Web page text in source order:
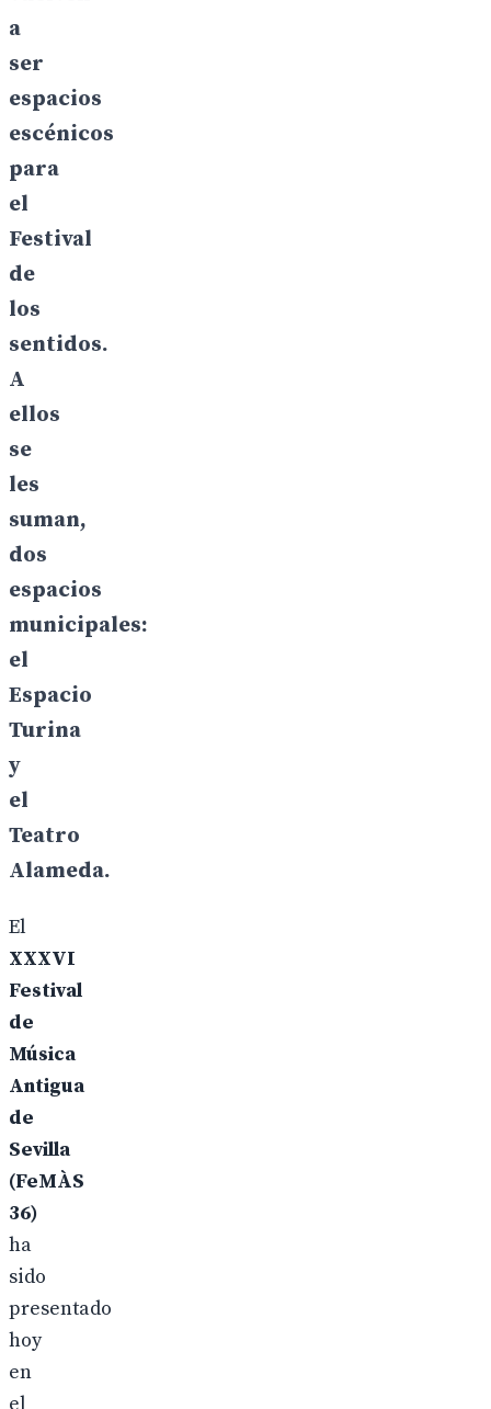
a
ser
espacios
escénicos
para
el
Festival
de
los
sentidos.
A
ellos
se
les
suman,
dos
espacios
municipales:
el
Espacio
Turina
y
el
Teatro
Alameda.
El
XXXVI
Festival
de
Música
Antigua
de
Sevilla
(FeMÀS
36)
ha
sido
presentado
hoy
en